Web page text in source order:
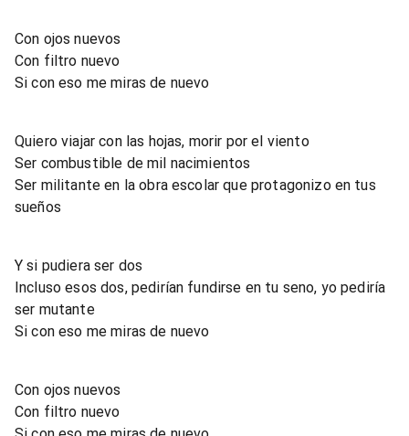
Con ojos nuevos
Con filtro nuevo
Si con eso me miras de nuevo
Quiero viajar con las hojas, morir por el viento
Ser combustible de mil nacimientos
Ser militante en la obra escolar que protagonizo en tus
sueños
Y si pudiera ser dos
Incluso esos dos, pedirían fundirse en tu seno, yo pediría
ser mutante
Si con eso me miras de nuevo
Con ojos nuevos
Con filtro nuevo